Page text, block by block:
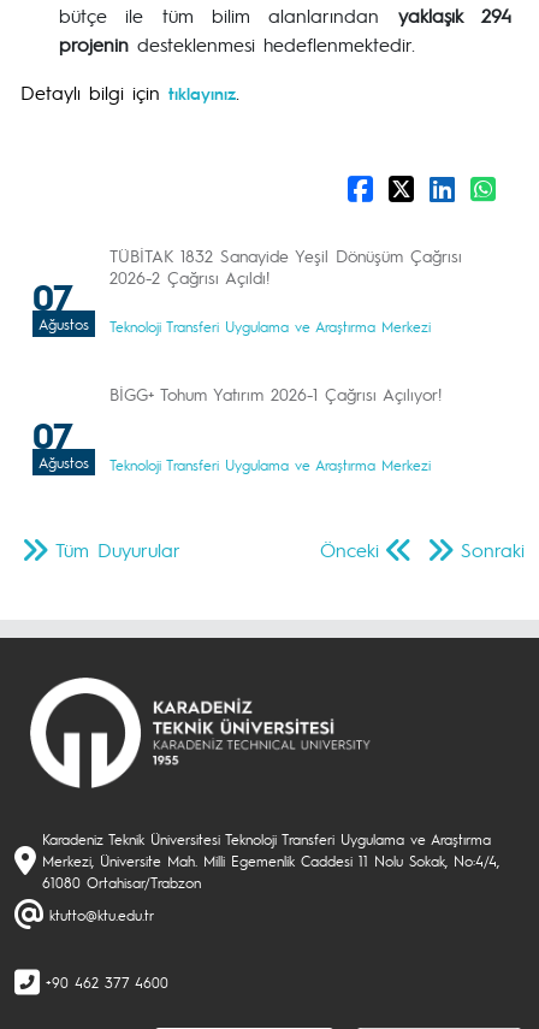
bütçe ile tüm bilim alanlarından yaklaşık 294
projenin desteklenmesi hedeflenmektedir.
Detaylı bilgi için tıklayınız
07
Ağustos
TÜBİTAK 1832 Sanayide Yeşil Dönüşüm Çağrısı
2026-2 Çağrısı Açıldı!
Teknoloji Transferi Uygulama ve Araştırma Merkezi
07
Ağustos
BİGG+ Tohum Yatırım 2026-1 Çağrısı Açılıyor!
Teknoloji Transferi Uygulama ve Araştırma Merkezi
Önceki Sonraki
Tüm Duyurular
Karadeniz Teknik Üniversitesi Teknoloji Transferi Uygulama ve Araştırma
Merkezi, Üniversite Mah. Milli Egemenlik Caddesi 11 Nolu Sokak, No:4/4,
61080 Ortahisar/Trabzon
ktutto@ktu.edu.tr
+90 462 377 4600